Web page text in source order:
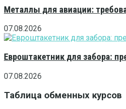
Металлы для авиации:
07.08.2026
Евроштакетник для забора:
07.08.2026
Таблица обменных курсов